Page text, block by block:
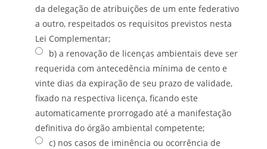
da delegação de atribuições de um ente federativo
a outro, respeitados os requisitos previstos nesta
Lei Complementar;
b) a renovação de licenças ambientais deve ser
requerida com antecedência mínima de cento e
vinte dias da expiração de seu prazo de validade,
fixado na respectiva licença, ficando este
automaticamente prorrogado até a manifestação
definitiva do órgão ambiental competente;
c) nos casos de iminência ou ocorrência de